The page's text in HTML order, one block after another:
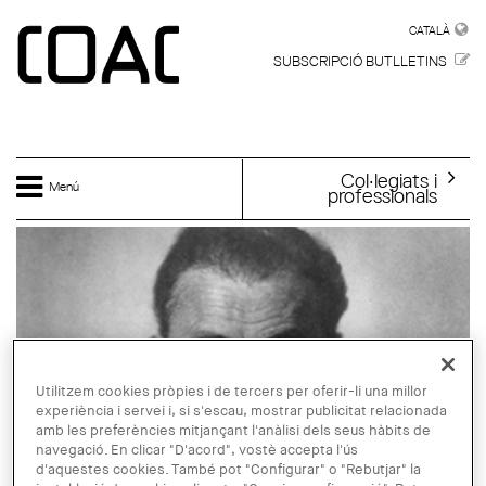
CATALÀ
SUBSCRIPCIÓ BUTLLETINS
Menú Col·legiats i
professionals
Utilitzem cookies pròpies i de tercers per oferir-li una millor
experiència i servei i, si s'escau, mostrar publicitat relacionada
amb les preferències mitjançant l'anàlisi dels seus hàbits de
navegació. En clicar "D'acord", vostè accepta l'ús
d'aquestes cookies. També pot "Configurar" o "Rebutjar" la